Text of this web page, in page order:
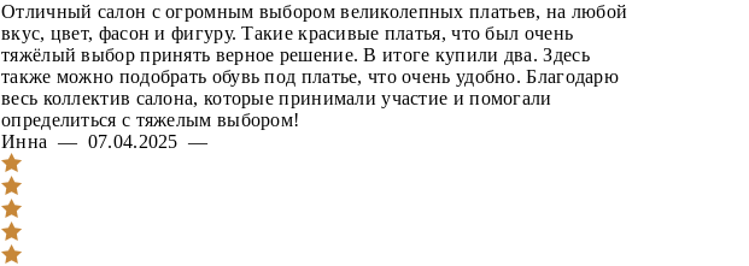
Отличный салон с огромным выбором великолепных платьев, на любой
вкус, цвет, фасон и фигуру. Такие красивые платья, что был очень
тяжёлый выбор принять верное решение. В итоге купили два. Здесь
также можно подобрать обувь под платье, что очень удобно. Благодарю
весь коллектив салона, которые принимали участие и помогали
определиться с тяжелым выбором!
Инна — 07.04.2025 —